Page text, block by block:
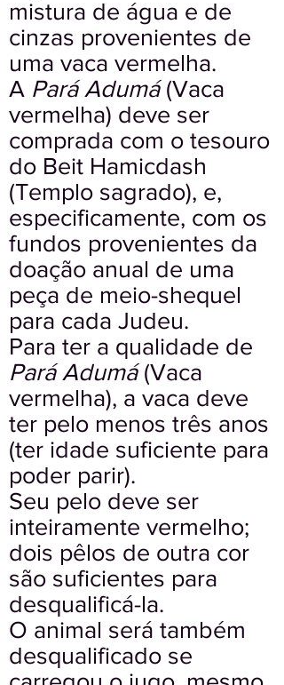
mistura de água e de
cinzas provenientes de
uma vaca vermelha.
A Pará Adumá(Vaca
vermelha) deve ser
comprada com o tesouro
do Beit Hamicdash
(Templo sagrado), e,
especificamente, com os
fundos provenientes da
doação anual de uma
peça de meio-shequel
para cada Judeu.
Para ter a qualidade de
Pará Adumá(Vaca
vermelha), a vaca deve
ter pelo menos três anos
(ter idade suficiente para
poder parir).
Seu pelo deve ser
inteiramente vermelho;
dois pêlos de outra cor
são suficientes para
desqualificá-la.
O animal será também
desqualificado se